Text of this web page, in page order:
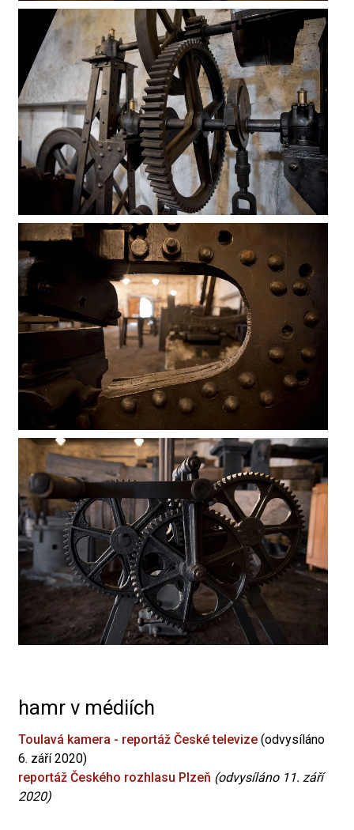
hamr v médiích
Toulavá kamera - reportáž České televize (odvysíláno
6. září 2020)
reportáž Českého rozhlasu Plzeň (odvysíláno 11. září
2020)